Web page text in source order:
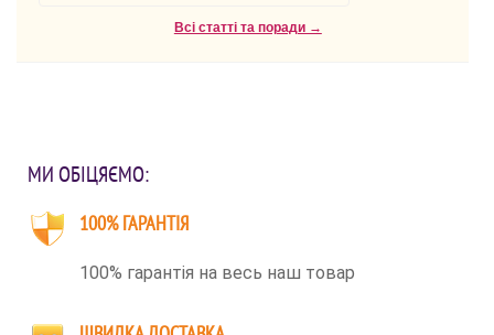
Всі статті та поради →
МИ ОБІЦЯЄМО:
100% ГАРАНТІЯ
100% гарантія на весь наш товар